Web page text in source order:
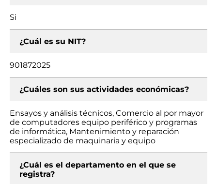
Si
¿Cuál es su NIT?
901872025
¿Cuáles son sus actividades económicas?
Ensayos y análisis técnicos, Comercio al por mayor
de computadores equipo periférico y programas
de informática, Mantenimiento y reparación
especializado de maquinaria y equipo
¿Cuál es el departamento en el que se
registra?